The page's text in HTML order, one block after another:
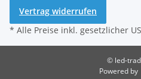
Vertrag widerrufen
* Alle Preise inkl. gesetzlicher
© led-
Powered by